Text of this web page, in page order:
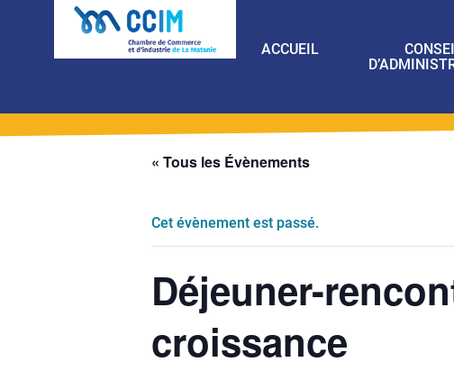
ACCUEIL
« Tous les Évènements
Cet évènement est passé.
Déjeuner-
croissance